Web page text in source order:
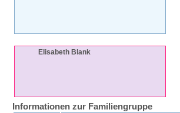
Elisabeth Blank
Informationen zur Familiengruppe